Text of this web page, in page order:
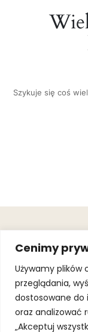
Cenimy
Używamy plików
przeglądania,
dostosowane do
oraz analizować
„Akceptuj
Szykuje się coś
+48 510 070
090
SOLEC 81B LOK.
A66,
WARSZAWA